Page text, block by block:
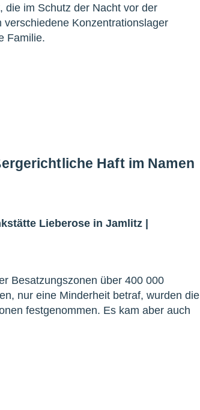
die im Schutz der Nacht vor der
Konzentrationslager
Familie.
Haft im Namen
Lieberose in Jamlitz
Besatzungszonen über 400 000
nur eine Minderheit betraf, wurden die
festgenommen. Es kam aber auch